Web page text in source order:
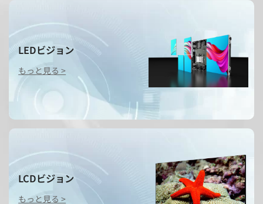
LEDビジョン
もっと見る >
LCDビジョン
もっと見る >